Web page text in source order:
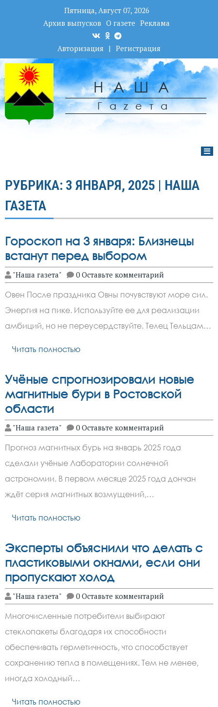
Пятница, Август 07, 2026
Архив выпусков О газете Реклама
Авторизация | Регистрация
НАША
Гаzета
РУБРИКА: 3 ЯНВАРЯ, 2025 | НАША
ГАЗЕТА
Гороскоп на 3 января: Близнецы
встанут перед выбором
"Наша газета" 0 Оставьте комментарий
Овен После праздника Овны почувствуют море сил.
Энергия на пике. Используйте ее для реализации
амбиций, но не переусердствуйте. Телец Тельцам…
Читать полностью
Учёные спрогнозировали новые
магнитные бури в Ростовской
области
"Наша газета" 0 Оставьте комментарий
Прогноз магнитных бурь на январь 2025 года
сделали учёные Лаборатории солнечной
астрономии. В первом месяце 2025 года дончан
ждёт серия магнитных возмущений,…
Читать полностью
Эксперты объяснили что делать с
пластиковыми окнами, если они
пропускают холод
"Наша газета" 0 Оставьте комментарий
Многочисленные потребители выбирают
стеклопакеты благодаря их способности
обеспечивать герметичность, что способствует
сохранению тепла в помещениях. Тем не менее,
иногда холодный…
Читать полностью